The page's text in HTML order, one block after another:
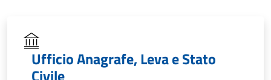
Ufficio Anagrafe, Leva e Stato
Civile